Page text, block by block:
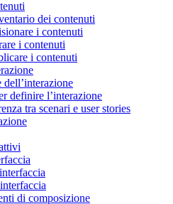
dei contenuti
i contenuti
i contenuti
i contenuti
dell’interazione
definire l’interazione
tra scenari e user stories
di composizione